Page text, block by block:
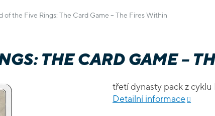
of the Five Rings: The Card Game – The Fires Within
THE CARD GAME –
třetí dynasty pack z cyklu
Detailní informace